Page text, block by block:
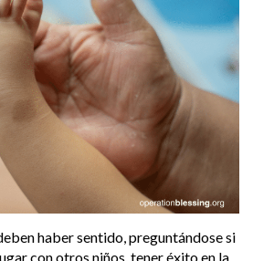
haber sentido, preguntándose si
con otros niños, tener éxito en la